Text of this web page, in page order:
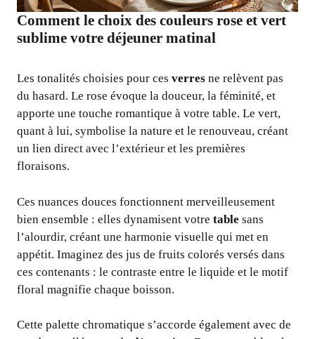
Comment le choix des couleurs rose et vert
sublime votre déjeuner matinal
Les tonalités choisies pour ces verres ne relèvent pas
du hasard. Le rose évoque la douceur, la féminité, et
apporte une touche romantique à votre table. Le vert,
quant à lui, symbolise la nature et le renouveau, créant
un lien direct avec l’extérieur et les premières
floraisons.
Ces nuances douces fonctionnent merveilleusement
bien ensemble : elles dynamisent votre table sans
l’alourdir, créant une harmonie visuelle qui met en
appétit. Imaginez des jus de fruits colorés versés dans
ces contenants : le contraste entre le liquide et le motif
floral magnifie chaque boisson.
Cette palette chromatique s’accorde également avec de